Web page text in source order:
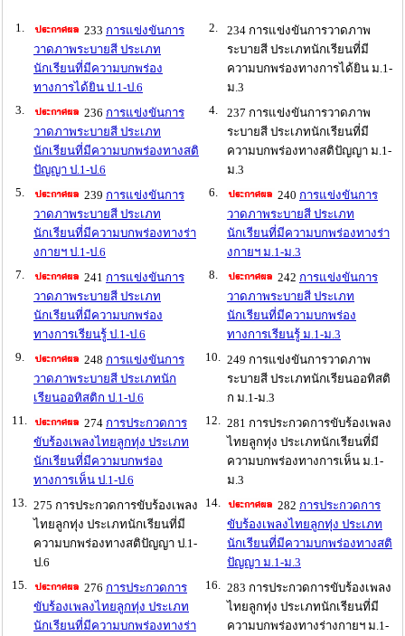
1. 233 การแข่งขันการ
วาดภาพระบายสี ประเภท
นักเรียนที่มีความบกพร่อง
ทางการได้ยิน ป.1-ป.6
2.
234 การแข่งขันการวาดภาพ
ระบายสี ประเภทนักเรียนที่มี
ความบกพร่องทางการได้ยิน ม.1-
ม.3
3.
236 การแข่งขันการ
วาดภาพระบายสี ประเภท
นักเรียนที่มีความบกพร่องทางสติ
ปัญญา ป.1-ป.6
4.
237 การแข่งขันการวาดภาพ
ระบายสี ประเภทนักเรียนที่มี
ความบกพร่องทางสติปัญญา ม.1-
ม.3
5.
239 การแข่งขันการ
วาดภาพระบายสี ประเภท
นักเรียนที่มีความบกพร่องทางร่า
งกายฯ ป.1-ป.6
6. 240 การแข่งขันการ
วาดภาพระบายสี ประเภท
นักเรียนที่มีความบกพร่องทางร่า
งกายฯ ม.1-ม.3
7.
241 การแข่งขันการ
วาดภาพระบายสี ประเภท
นักเรียนที่มีความบกพร่อง
ทางการเรียนรู้ ป.1-ป.6
8. 242 การแข่งขันการ
วาดภาพระบายสี ประเภท
นักเรียนที่มีความบกพร่อง
ทางการเรียนรู้ ม.1-ม.3
9.
248 การแข่งขันการ
วาดภาพระบายสี ประเภทนัก
เรียนออทิสติก ป.1-ป.6
10.
249 การแข่งขันการวาดภาพ
ระบายสี ประเภทนักเรียนออทิสติ
ก ม.1-ม.3
11.
274 การประกวดการ
ขับร้องเพลงไทยลูกทุ่ง ประเภท
นักเรียนที่มีความบกพร่อง
ทางการเห็น ป.1-ป.6
12.
281 การประกวดการขับร้องเพลง
ไทยลูกทุ่ง ประเภทนักเรียนที่มี
ความบกพร่องทางการเห็น ม.1-
ม.3
13.
275 การประกวดการขับร้องเพลง
ไทยลูกทุ่ง ประเภทนักเรียนที่มี
ความบกพร่องทางสติปัญญา ป.1-
ป.6
14. 282 การประกวดการ
ขับร้องเพลงไทยลูกทุ่ง ประเภท
นักเรียนที่มีความบกพร่องทางสติ
ปัญญา ม.1-ม.3
15.
276 การประกวดการ
ขับร้องเพลงไทยลูกทุ่ง ประเภท
นักเรียนที่มีความบกพร่องทางร่า
16.
283 การประกวดการขับร้องเพลง
ไทยลูกทุ่ง ประเภทนักเรียนที่มี
ความบกพร่องทางร่างกายฯ ม.1-